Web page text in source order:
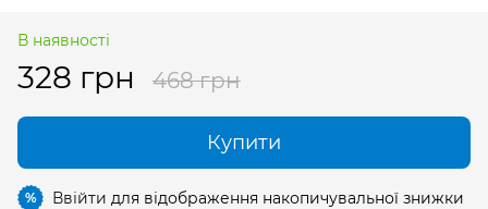
В наявності
328 грн 468 грн
Купити
% Ввійти для відображення накопичувальної знижки